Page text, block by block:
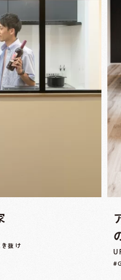
抜け